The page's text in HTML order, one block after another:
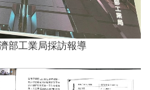
部工業局採訪報導